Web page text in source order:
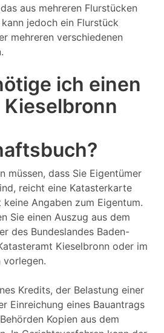
aus mehreren Flurstücken
jedoch ein Flurstück
mehreren verschiedenen
ich einen
müssen, dass Sie Eigentümer
reicht eine Katasterkarte
Angaben zum Eigentum.
Sie einen Auszug aus dem
des Bundeslandes Baden-
Kieselbronn oder im
vorlegen.
Kredits, der Belastung einer
Einreichung eines Bauantrags
Kopien aus dem